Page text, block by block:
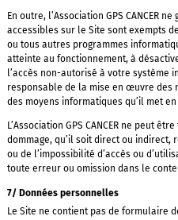
En outre, l’Association GPS CANCER
accessibles sur le Site sont exempts
ou tous autres programmes
atteinte au fonctionnement, à
l’accès non-autorisé à votre système
responsable de la mise en œuvre des
des moyens informatiques qu’il met
L’Association GPS CANCER ne peut
dommage, qu’il soit direct ou indirect,
ou de l’impossibilité d’accès ou
toute erreur ou omission dans le
7/ Données personnelles
Le Site ne contient pas de formulaire